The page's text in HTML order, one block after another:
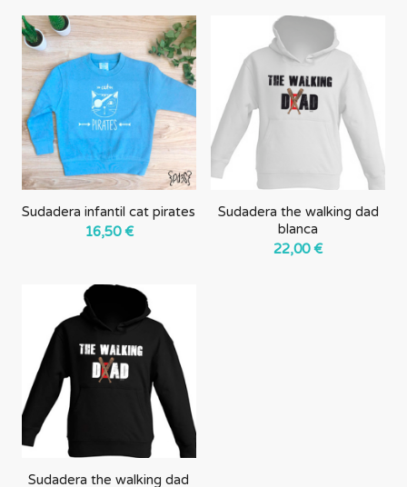
Sudadera infantil cat pirates
16,50€
Sudadera the walking dad
blanca
22,00€
Sudadera the walking dad